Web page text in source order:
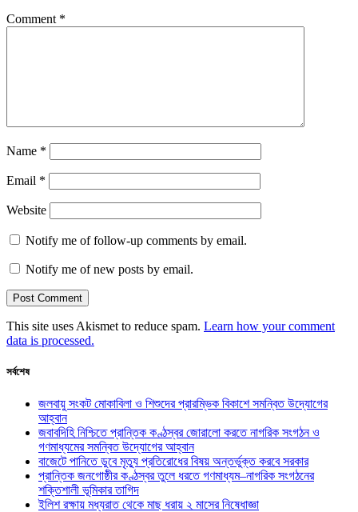
Comment *
Name *
Email *
Website
Notify me of follow-up comments by email.
Notify me of new posts by email.
This site uses Akismet to reduce spam. Learn how your comment
data is processed.
সর্বশেষ
জলবায়ু সংকট মোকাবিলা ও শিশুদের প্রারম্ভিক বিকাশে সমন্বিত উদ্যোগের
আহ্বান
জবাবদিহি নিশ্চিতে প্রান্তিক কণ্ঠস্বর জোরালো করতে নাগরিক সংগঠন ও
গণমাধ্যমের সমন্বিত উদ্যোগের আহ্বান
বাজেটে পানিতে ডুবে মৃত্যু প্রতিরোধের বিষয় অন্তর্ভুক্ত করবে সরকার
প্রান্তিক জনগোষ্ঠীর কণ্ঠস্বর তুলে ধরতে গণমাধ্যম–নাগরিক সংগঠনের
শক্তিশালী ভূমিকার তাগিদ
ইলিশ রক্ষায় মধ্যরাত থেকে মাছ ধরায় ২ মাসের নিষেধাজ্ঞা